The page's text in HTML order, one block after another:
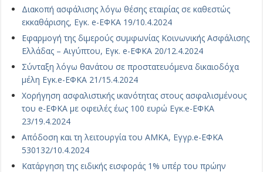
Διακοπή ασφάλισης λόγω θέσης εταιρίας σε καθεστώς
εκκαθάρισης, Εγκ. e-ΕΦΚΑ 19/10.4.2024
Εφαρμογή της διμερούς συμφωνίας Κοινωνικής Ασφάλισης
Ελλάδας – Αιγύπτου, Εγκ. e-ΕΦΚΑ 20/12.4.2024
Σύνταξη λόγω θανάτου σε προστατευόμενα δικαιοδόχα
μέλη Εγκ.e-ΕΦΚΑ 21/15.4.2024
Χορήγηση ασφαλιστικής ικανότητας στους ασφαλισμένους
του e-ΕΦΚΑ με οφειλές έως 100 ευρώ Εγκ.e-ΕΦΚΑ
23/19.4.2024
Απόδοση και τη λειτουργία του ΑΜΚΑ, Εγγρ.e-ΕΦΚΑ
530132/10.4.2024
Κατάργηση της ειδικής εισφοράς 1% υπέρ του πρώην